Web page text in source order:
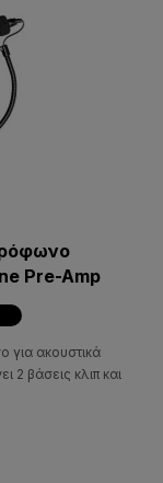
Pre-Amp
για ακουστικά
2 βάσεις κλιπ και